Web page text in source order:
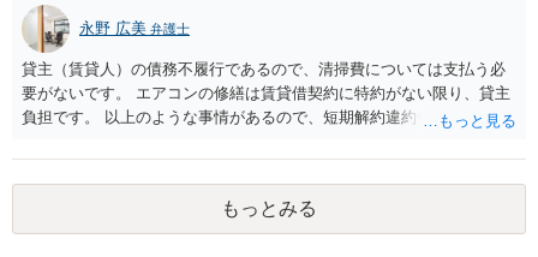
永野 広美 弁護士
貸主（賃貸人）の債務不履行であるので、清掃費については支払う必
要がないです。 エアコンの修繕は賃貸借契約に特約がない限り、貸主
負担です。 以上のような事情があるので、短期解約違約金を支払う必
もっとみる